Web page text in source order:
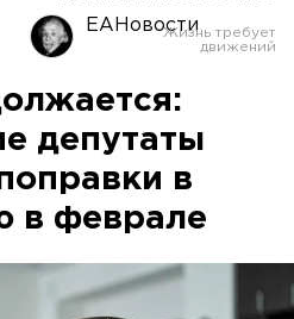
Оренбург
ЕАНовости
депутаты
в
в феврале